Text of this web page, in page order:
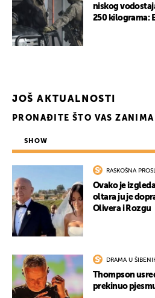
niskog
250 kilograma:
JOŠ AKTUALNOSTI
PRONAĐITE ŠTO VAS ZANIMA
SHOW
RASKOŠNA
Ovako je
oltara ju je
Olivera i Rozgu
DRAMA U
Thompson
prekinuo